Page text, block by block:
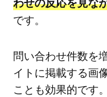
です。
問い合わせ件数を
イトに掲載する画
ことも効果的です